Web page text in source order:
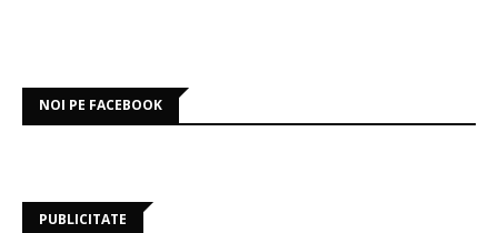
NOI PE FACEBOOK
PUBLICITATE